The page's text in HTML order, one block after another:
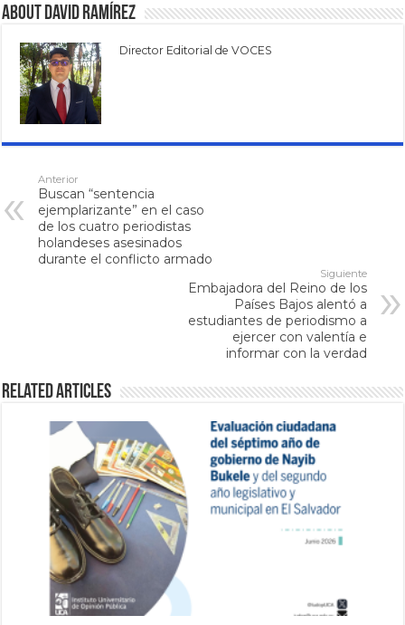
About David Ramírez
Director Editorial de VOCES
Anterior
Buscan “sentencia
ejemplarizante” en el caso
de los cuatro periodistas
holandeses asesinados
durante el conflicto armado
Siguiente
Embajadora del Reino de los
Países Bajos alentó a
estudiantes de periodismo a
ejercer con valentía e
informar con la verdad
Related Articles